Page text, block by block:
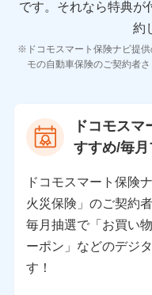
齢などの情報などが
【共同して利用する者
当社
当社又は株式会社
スにおけるユーザ登
を受けている保険会
情報を提供するため
ため、またそれらに
ドコモおよび提携会
（各サービスで取得
トの閲覧履歴、購買
ータを分析して、お
です。 それなら特典が
約
ドコモスマート保険ナビ提
モの自動車保険のご契約者
ドコモス
すすめ/毎月
ドコモスマート保険
火災保険」のご契約
毎月抽選で「お買い
ーポン」などのデジ
す！